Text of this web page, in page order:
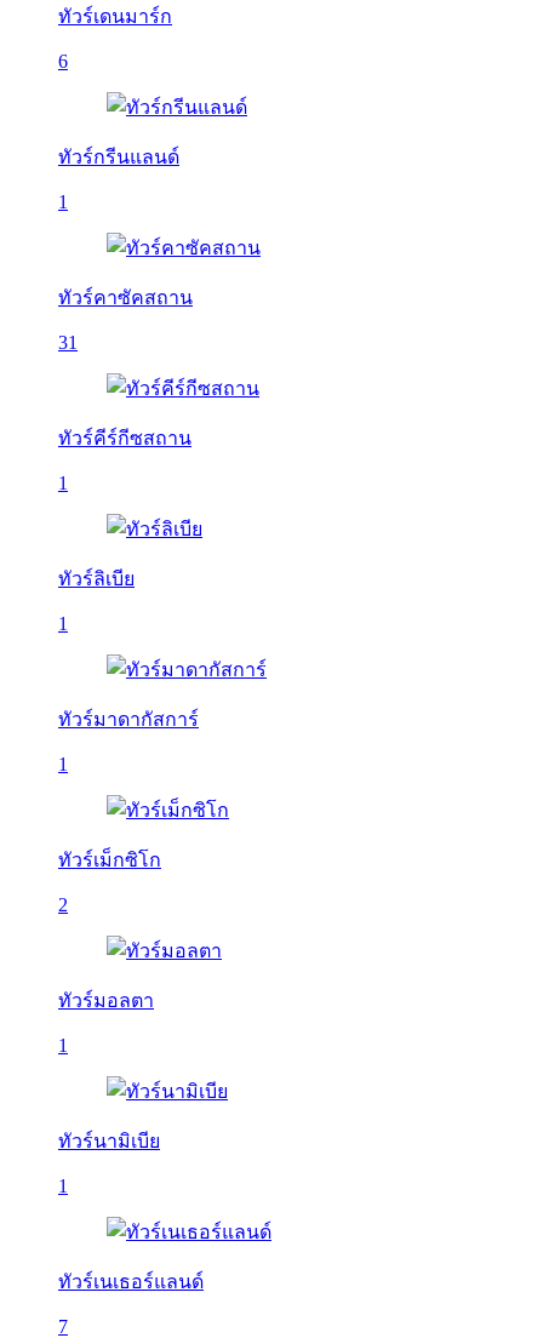
ทัวร์เดนมาร์ก
6
ทัวร์กรีนแลนด์
1
ทัวร์คาซัคสถาน
31
ทัวร์คีร์กีซสถาน
1
ทัวร์ลิเบีย
1
ทัวร์มาดากัสการ์
1
ทัวร์เม็กซิโก
2
ทัวร์มอลตา
1
ทัวร์นามิเบีย
1
ทัวร์เนเธอร์แลนด์
7